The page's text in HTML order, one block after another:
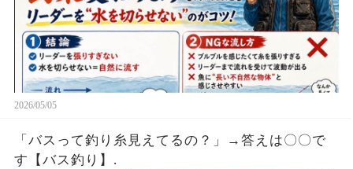
2026/05/05
「バスって釣り糸見えてるの？」→答えは〇〇で
す【バス釣り】.